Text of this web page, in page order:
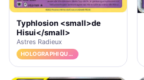
Typhlosion <small>de
Hisui</small>
Astres Radieux
HOLOGRAPHIQUE RARE